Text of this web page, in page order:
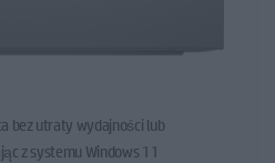
bez utraty wydajności lub
z systemu Windows 11